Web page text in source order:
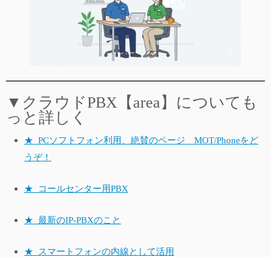
▼クラウドPBX【area】についても
っと詳しく
★_PCソフトフォン利用、絶賛のページ MOT/Phoneをど
うぞ！
★_コールセンター用PBX
★_最新のIP-PBXのこと
★_スマートフォンの内線として活用